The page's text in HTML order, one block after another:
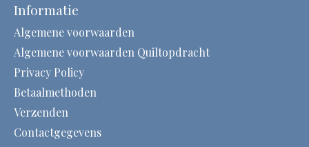
Informatie
Algemene voorwaarden
Algemene voorwaarden Quiltopdracht
Privacy Policy
Betaalmethoden
Verzenden
Contactgegevens